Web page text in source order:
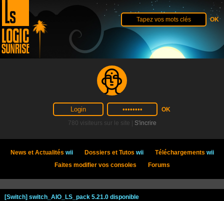
780 visiteurs sur le site | S'incrire
News et Actualités wii Dossiers et Tutos wii Téléchargements wii
Faites modifier vos consoles
Forums
[Switch] switch_AIO_LS_pack 5.21.0 disponible